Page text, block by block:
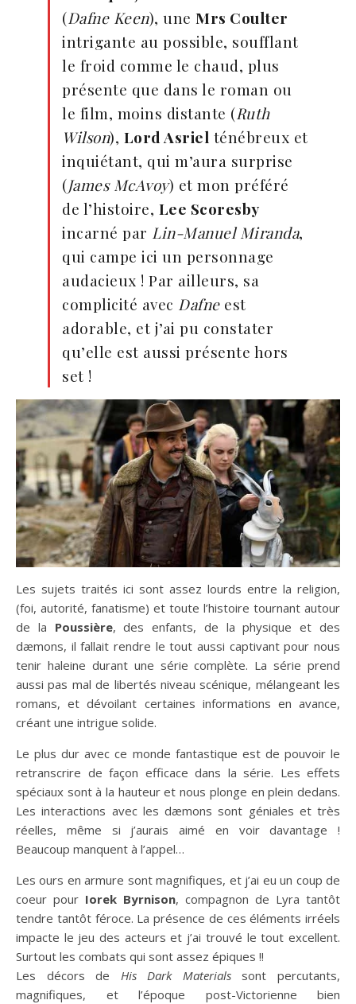
(Dafne Keen), une Mrs Coulter
intrigante au possible, soufflant
le froid comme le chaud, plus
présente que dans le roman ou
le film, moins distante (Ruth
Wilson), Lord Asriel ténébreux et
inquiétant, qui m’aura surprise
(James McAvoy) et mon préféré
de l’histoire, Lee Scoresby
incarné par Lin-Manuel Miranda,
qui campe ici un personnage
audacieux ! Par ailleurs, sa
complicité avec Dafneest
adorable, et j’ai pu constater
qu’elle est aussi présente hors
set !
Les sujets traités ici sont assez lourds entre la religion,
(foi, autorité, fanatisme) et toute l’histoire tournant autour
de la Poussière, des enfants, de la physique et des
dæmons, il fallait rendre le tout aussi captivant pour nous
tenir haleine durant une série complète. La série prend
aussi pas mal de libertés niveau scénique, mélangeant les
romans, et dévoilant certaines informations en avance,
créant une intrigue solide.
Le plus dur avec ce monde fantastique est de pouvoir le
retranscrire de façon efficace dans la série. Les effets
spéciaux sont à la hauteur et nous plonge en plein dedans.
Les interactions avec les dæmons sont géniales et très
réelles, même si j’aurais aimé en voir davantage !
Beaucoup manquent à l’appel…
Les ours en armure sont magnifiques, et j’ai eu un coup de
coeur pour Iorek Byrnison, compagnon de Lyra tantôt
tendre tantôt féroce. La présence de ces éléments irréels
impacte le jeu des acteurs et j’ai trouvé le tout excellent.
Surtout les combats qui sont assez épiques !!
Les décors de His Dark Materialssont percutants,
magnifiques, et l’époque post-Victorienne bien